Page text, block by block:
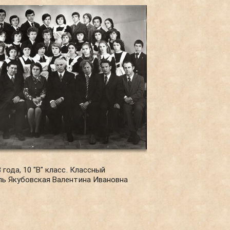
10 "В" класс. Классный
Якубовская Валентина Ивановна